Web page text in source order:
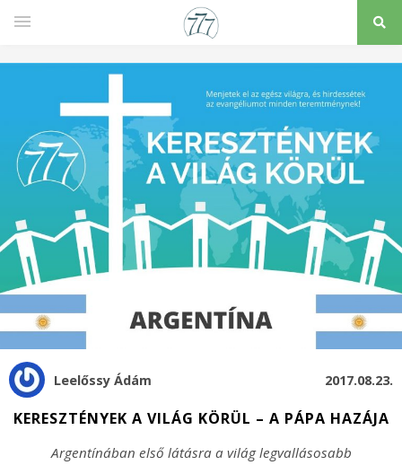
Leelőssy Ádám 2017.08.23.
KERESZTÉNYEK A VILÁG KÖRÜL – A PÁPA HAZÁJA
Argentínában első látásra a világ legvallásosabb